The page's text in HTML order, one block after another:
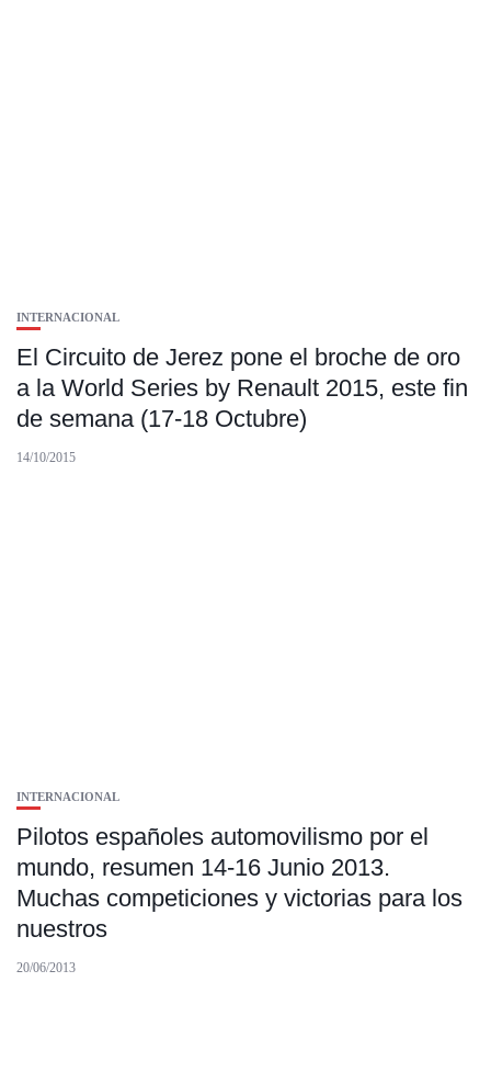
INTERNACIONAL
El Circuito de Jerez pone el broche de oro
a la World Series by Renault 2015, este fin
de semana (17-18 Octubre)
14/10/2015
INTERNACIONAL
Pilotos españoles automovilismo por el
mundo, resumen 14-16 Junio 2013.
Muchas competiciones y victorias para los
nuestros
20/06/2013